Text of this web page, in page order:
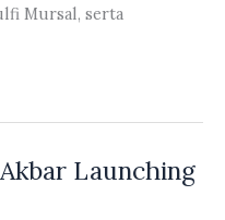
Mursal, serta
Launching